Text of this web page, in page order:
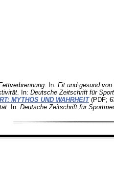
. In: Fit und gesund von
. In: Deutsche Zeitschrift für
MYTHOS UND WAHRHEIT(PDF;
. In: Deutsche Zeitschrift für